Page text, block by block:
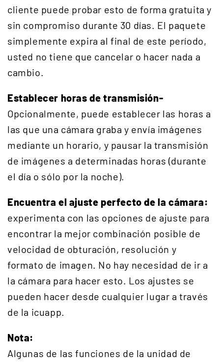
cliente puede probar esto de forma gratuita y
sin compromiso durante 30 días. El paquete
simplemente expira al final de este período,
usted no tiene que cancelar o hacer nada a
cambio.
Establecer horas de transmisión-
Opcionalmente, puede establecer las horas a
las que una cámara graba y envía imágenes
mediante un horario, y pausar la transmisión
de imágenes a determinadas horas (durante
el día o sólo por la noche).
Encuentra el ajuste perfecto de la cámara:
experimenta con las opciones de ajuste para
encontrar la mejor combinación posible de
velocidad de obturación, resolución y
formato de imagen. No hay necesidad de ir a
la cámara para hacer esto. Los ajustes se
pueden hacer desde cualquier lugar a través
de la icuapp.
Nota:
Algunas de las funciones de la unidad de